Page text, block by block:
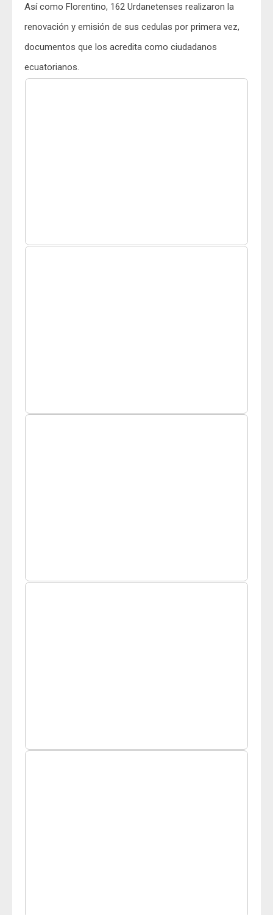
Así como Florentino, 162 Urdanetenses realizaron la
renovación y emisión de sus cedulas por primera vez,
documentos que los acredita como ciudadanos
ecuatorianos.